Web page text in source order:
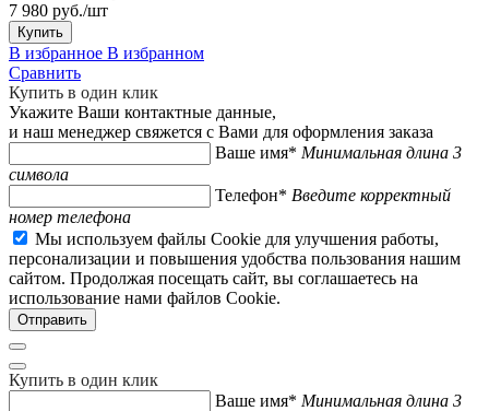
7 980 руб./шт
Купить
В избранное В избранном
Сравнить
Купить в один клик
Укажите Ваши контактные данные,
и наш менеджер свяжется с Вами для оформления заказа
Ваше имя* Минимальная длина 3
символа
Телефон* Введите корректный
номер телефона
Мы используем файлы Cookie для улучшения работы,
персонализации и повышения удобства пользования нашим
сайтом. Продолжая посещать сайт, вы соглашаетесь на
использование нами файлов Cookie.
Купить в один клик
Ваше имя* Минимальная длина 3